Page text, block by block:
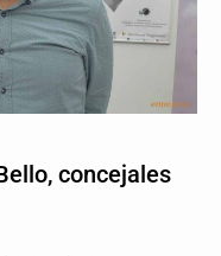
concejales